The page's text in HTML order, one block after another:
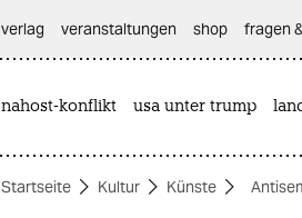
themen
verlag
veranstaltungen shop fragen
nahost-konflikt usa unter trump
Startseite Kultur Künste